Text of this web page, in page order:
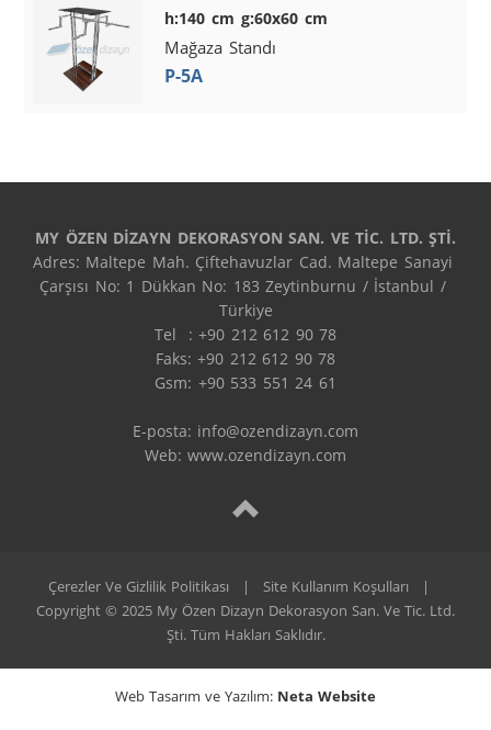
h:140 cm g:60x60 cm
Mağaza Standı
P-5A
MY ÖZEN DİZAYN DEKORASYON SAN. VE TİC. LTD. ŞTİ.
Adres: Maltepe Mah. Çiftehavuzlar Cad. Maltepe Sanayi
Çarşısı No: 1 Dükkan No: 183 Zeytinburnu / İstanbul /
Türkiye
Tel  : +90 212 612 90 78
Faks: +90 212 612 90 78
Gsm: +90 533 551 24 61
E-posta: info@ozendizayn.com
Web: www.ozendizayn.com
Çerezler Ve Gizlilik Politikası | Site Kullanım Koşulları
|
Copyright © 2025 My Özen Dizayn Dekorasyon San. Ve Tic. Ltd.
Şti. Tüm Hakları Saklıdır.
Web Tasarım ve Yazılım: Neta Website